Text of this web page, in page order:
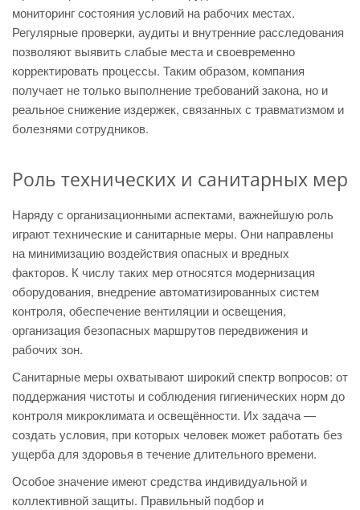
мониторинг состояния условий на рабочих местах.
Регулярные проверки, аудиты и внутренние расследования
позволяют выявить слабые места и своевременно
корректировать процессы. Таким образом, компания
получает не только выполнение требований закона, но и
реальное снижение издержек, связанных с травматизмом и
болезнями сотрудников.
Роль технических и санитарных мер
Наряду с организационными аспектами, важнейшую роль
играют технические и санитарные меры. Они направлены
на минимизацию воздействия опасных и вредных
факторов. К числу таких мер относятся модернизация
оборудования, внедрение автоматизированных систем
контроля, обеспечение вентиляции и освещения,
организация безопасных маршрутов передвижения и
рабочих зон.
Санитарные меры охватывают широкий спектр вопросов: от
поддержания чистоты и соблюдения гигиенических норм до
контроля микроклимата и освещённости. Их задача —
создать условия, при которых человек может работать без
ущерба для здоровья в течение длительного времени.
Особое значение имеют средства индивидуальной и
коллективной защиты. Правильный подбор и